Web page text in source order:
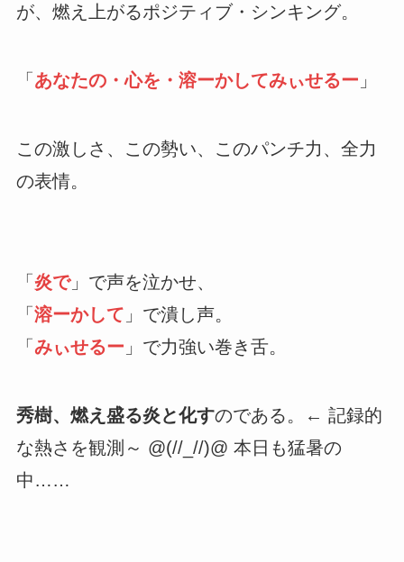
が、燃え上がるポジティブ・シンキング。
「 あなたの・心を・溶ーかしてみぃせるー 」
この激しさ、この勢い、このパンチ力、全力
の表情。
「 炎で」で声を泣かせ、
「 溶ーかして 」で潰し声。
「 みぃせるー 」で力強い巻き舌。
秀樹、燃え盛る炎と化すのである。← 記録的
な熱さを観測～ @(//_//)@ 本日も猛暑の
中……